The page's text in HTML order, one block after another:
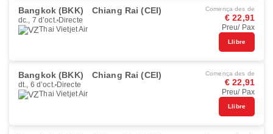
Bangkok (BKK) Chiang Rai (CEI)
dc., 7 d’oct. Directe
Thai Vietjet Air
Comença des de
€ 22,91
Preu/ Pax
Llibre
Bangkok (BKK) Chiang Rai (CEI)
dt., 6 d’oct. Directe
Thai Vietjet Air
Comença des de
€ 22,91
Preu/ Pax
Llibre